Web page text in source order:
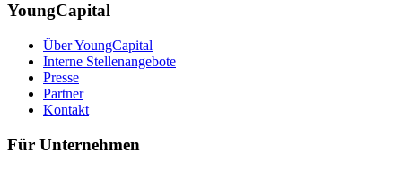
YoungCapital
Über YoungCapital
Interne Stellenangebote
Presse
Partner
Kontakt
Für Unternehmen